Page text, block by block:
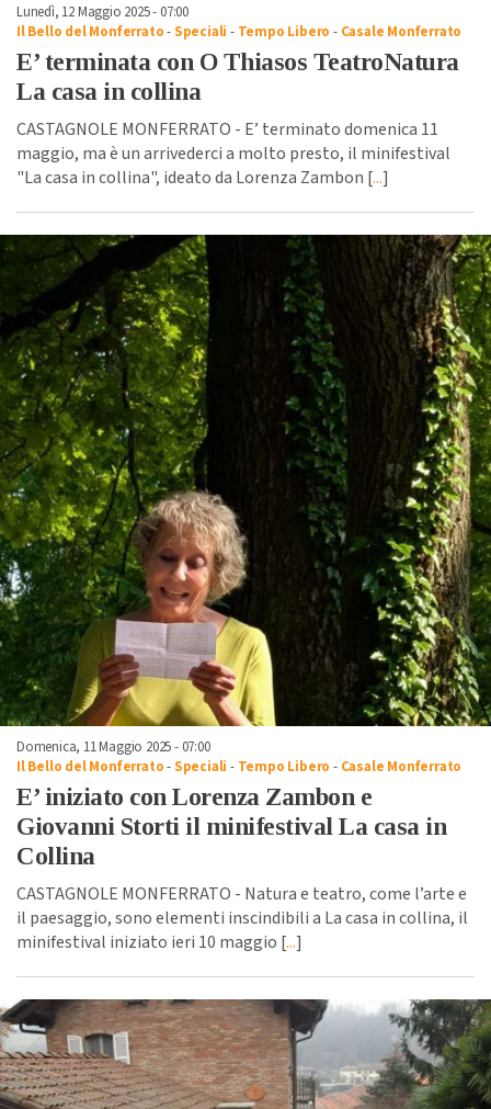
Lunedì, 12 Maggio 2025 - 07:00
Il Bello del Monferrato-Speciali - Tempo Libero - Casale Monferrato
E’ terminata con O Thiasos TeatroNatura
La casa in collina
CASTAGNOLE MONFERRATO - E’ terminato domenica 11
maggio, ma è un arrivederci a molto presto, il minifestival
"La casa in collina", ideato da Lorenza Zambon [...]
Domenica, 11 Maggio 2025 - 07:00
Il Bello del Monferrato-Speciali - Tempo Libero - Casale Monferrato
E’ iniziato con Lorenza Zambon e
Giovanni Storti il minifestival La casa in
Collina
CASTAGNOLE MONFERRATO - Natura e teatro, come l’arte e
il paesaggio, sono elementi inscindibili a La casa in collina, il
minifestival iniziato ieri 10 maggio [...]